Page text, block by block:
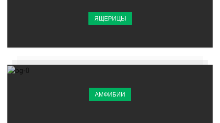
ЯЩЕРИЦЫ
АМФИБИИ